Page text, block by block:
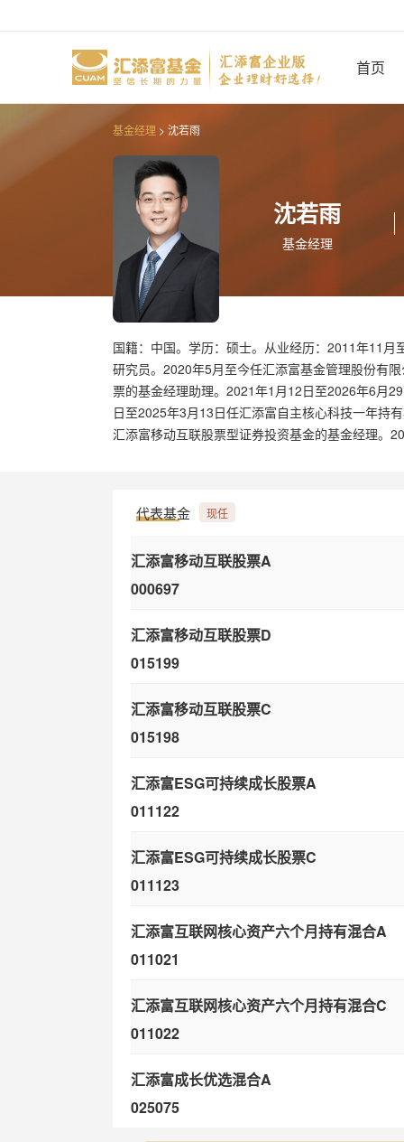
基金经理 > 沈若雨
沈若雨
基金经理
国籍：中国。学历：硕士。从业经历：2011年11
研究员。2020年5月至今任汇添富基金管理股份有
票的基金经理助理。2021年1月12日至2026年6月
日至2025年3月13日任汇添富自主核心科技一年持
汇添富移动互联股票型证券投资基金的基金经理。
代表基金 现任
汇添富移动互联股票A
000697
汇添富移动互联股票D
015199
汇添富移动互联股票C
015198
汇添富ESG可持续成长股票A
011122
汇添富ESG可持续成长股票C
011123
汇添富互联网核心资产六个月持有混合A
011021
汇添富互联网核心资产六个月持有混合C
011022
汇添富成长优选混合A
025075